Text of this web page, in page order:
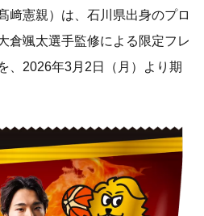
﨑憲親）は、石川県出身のプロ
倉颯太選手監修による限定フレ
、2026年3月2日（月）より期